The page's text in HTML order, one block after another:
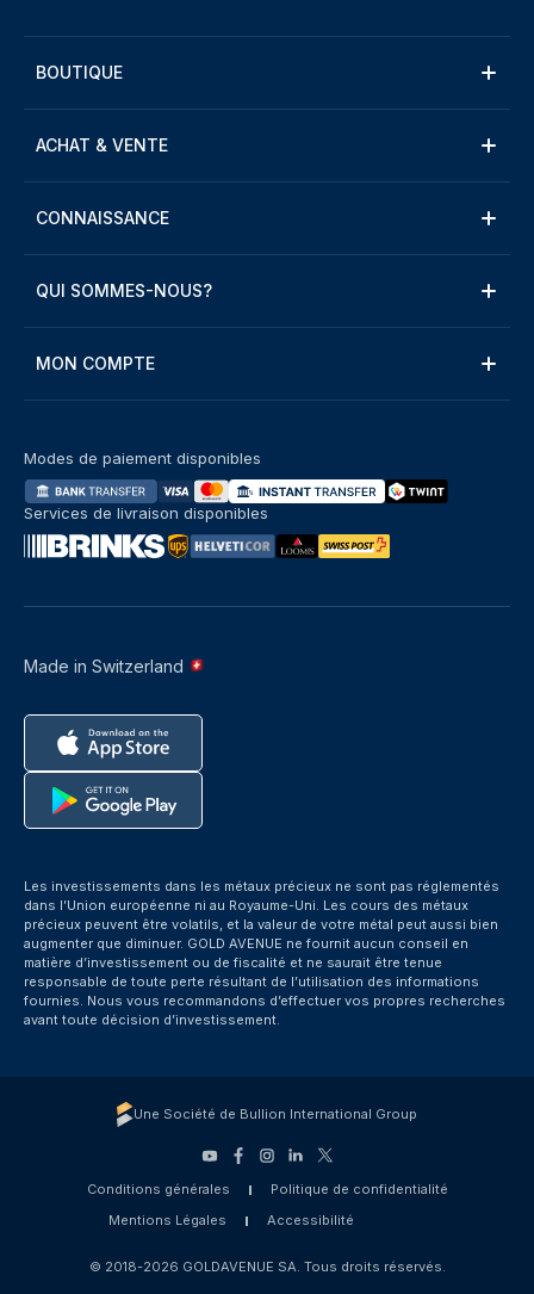
BOUTIQUE
ACHAT & VENTE
CONNAISSANCE
QUI SOMMES-NOUS?
MON COMPTE
Made in Switzerland
Modes de paiement disponibles
Services de livraison disponibles
Les investissements dans les métaux précieux ne sont pas réglementés
dans l’Union européenne ni au Royaume-Uni. Les cours des métaux
précieux peuvent être volatils, et la valeur de votre métal peut aussi bien
augmenter que diminuer. GOLD AVENUE ne fournit aucun conseil en
matière d’investissement ou de fiscalité et ne saurait être tenue
responsable de toute perte résultant de l’utilisation des informations
fournies. Nous vous recommandons d’effectuer vos propres recherches
avant toute décision d’investissement.
Une Société de Bullion International Group
Conditions générales
Politique de confidentialité
Mentions Légales
Accessibilité
© 2018-2026 GOLDAVENUE SA. Tous droits réservés.